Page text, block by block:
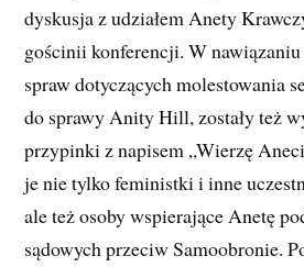
dyskusja z udziałem Anety
gościnii konferencji. W
spraw dotyczących molestowania
do sprawy Anity Hill, zostały też
przypinki z napisem „Wierzę
je nie tylko feministki i inne
ale też osoby wspierające Anetę
sądowych przeciw Samoobronie.